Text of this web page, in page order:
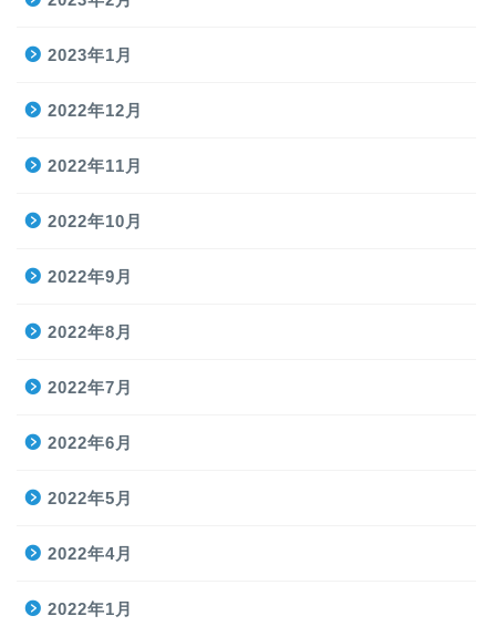
2023年1月
2022年12月
2022年11月
2022年10月
2022年9月
2022年8月
2022年7月
2022年6月
2022年5月
2022年4月
2022年1月